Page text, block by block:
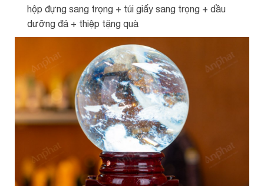
hộp đựng sang trọng + túi giấy sang trọng + dầu
dưỡng đá + thiệp tặng quà